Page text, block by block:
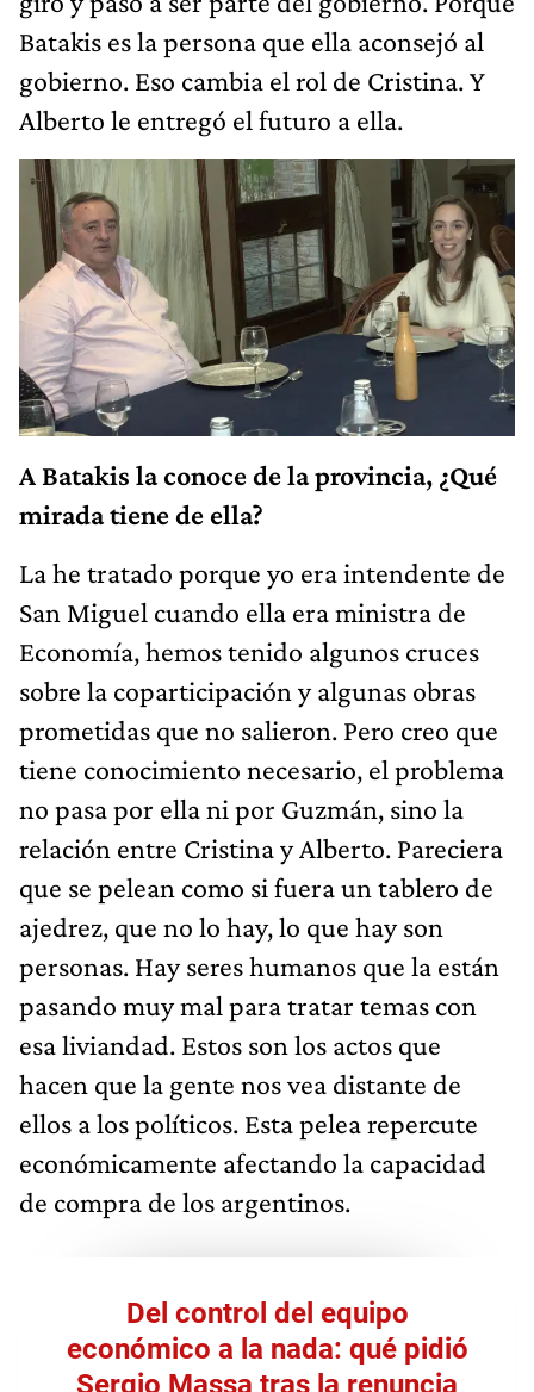
Batakis es la persona que ella aconsejó al
gobierno. Eso cambia el rol de Cristina. Y
Alberto le entregó el futuro a ella.
A Batakis la conoce de la provincia, ¿Qué
mirada tiene de ella?
La he tratado porque yo era intendente de
San Miguel cuando ella era ministra de
Economía, hemos tenido algunos cruces
sobre la coparticipación y algunas obras
prometidas que no salieron. Pero creo que
tiene conocimiento necesario, el problema
no pasa por ella ni por Guzmán, sino la
relación entre Cristina y Alberto. Pareciera
que se pelean como si fuera un tablero de
ajedrez, que no lo hay, lo que hay son
personas. Hay seres humanos que la están
pasando muy mal para tratar temas con
esa liviandad. Estos son los actos que
hacen que la gente nos vea distante de
ellos a los políticos. Esta pelea repercute
económicamente afectando la capacidad
de compra de los argentinos.
Del control del equipo
económico a la nada: qué pidió
Sergio Massa tras la renuncia